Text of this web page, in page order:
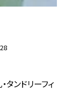
タンドリーフィ